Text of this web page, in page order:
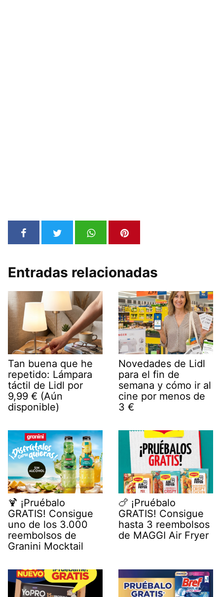
Entradas relacionadas
Tan buena que he
repetido: Lámpara
táctil de Lidl por
9,99 € (Aún
disponible)
Novedades de Lidl
para el fin de
semana y cómo ir al
cine por menos de
3 €
🍹 ¡Pruébalo
GRATIS! Consigue
uno de los 3.000
reembolsos de
Granini Mocktail
🍗 ¡Pruébalo
GRATIS! Consigue
hasta 3 reembolsos
de MAGGI Air Fryer